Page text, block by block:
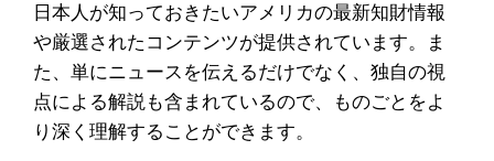
日本人が知っておきたいアメリカの最新知財情報
や厳選されたコンテンツが提供されています。ま
た、単にニュースを伝えるだけでなく、独自の視
点による解説も含まれているので、ものごとをよ
り深く理解することができます。